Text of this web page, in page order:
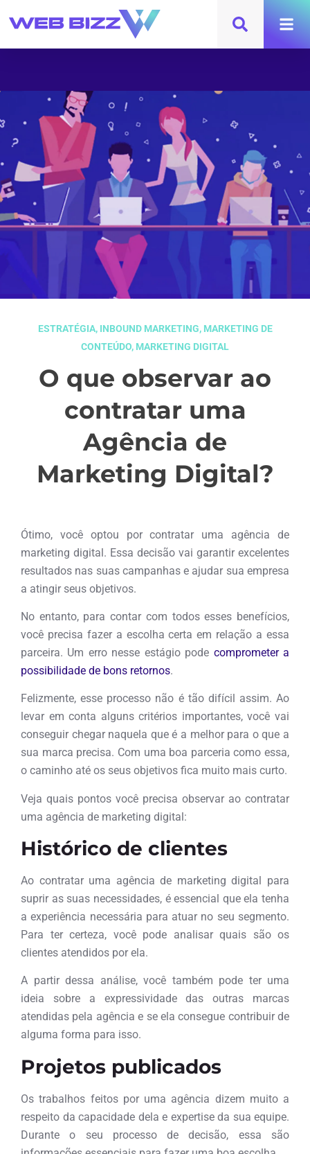
ESTRATÉGIA, INBOUND MARKETING, MARKETING DE
CONTEÚDO, MARKETING DIGITAL
O que observar ao
contratar uma
Agência de
Marketing Digital?
Ótimo, você optou por contratar uma agência de
marketing digital. Essa decisão vai garantir excelentes
resultados nas suas campanhas e ajudar sua empresa
a atingir seus objetivos.
No entanto, para contar com todos esses benefícios,
você precisa fazer a escolha certa em relação a essa
parceira. Um erro nesse estágio pode comprometer a
possibilidade de bons retornos.
Felizmente, esse processo não é tão difícil assim. Ao
levar em conta alguns critérios importantes, você vai
conseguir chegar naquela que é a melhor para o que a
sua marca precisa. Com uma boa parceria como essa,
o caminho até os seus objetivos fica muito mais curto.
Veja quais pontos você precisa observar ao contratar
uma agência de marketing digital:
Histórico de clientes
Ao contratar uma agência de marketing digital para
suprir as suas necessidades, é essencial que ela tenha
a experiência necessária para atuar no seu segmento.
Para ter certeza, você pode analisar quais são os
clientes atendidos por ela.
A partir dessa análise, você também pode ter uma
ideia sobre a expressividade das outras marcas
atendidas pela agência e se ela consegue contribuir de
alguma forma para isso.
Projetos publicados
Os trabalhos feitos por uma agência dizem muito a
respeito da capacidade dela e expertise da sua equipe.
Durante o seu processo de decisão, essa são